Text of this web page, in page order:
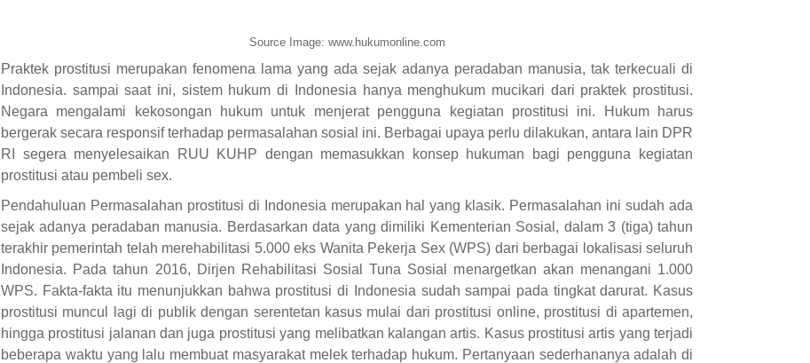
Source Image: www.hukumonline.com
Praktek prostitusi merupakan fenomena lama yang ada sejak adanya peradaban manusia, tak terkecuali di
Indonesia. sampai saat ini, sistem hukum di Indonesia hanya menghukum mucikari dari praktek prostitusi.
Negara mengalami kekosongan hukum untuk menjerat pengguna kegiatan prostitusi ini. Hukum harus
bergerak secara responsif terhadap permasalahan sosial ini. Berbagai upaya perlu dilakukan, antara lain DPR
RI segera menyelesaikan RUU KUHP dengan memasukkan konsep hukuman bagi pengguna kegiatan
prostitusi atau pembeli sex.
Pendahuluan Permasalahan prostitusi di Indonesia merupakan hal yang klasik. Permasalahan ini sudah ada
sejak adanya peradaban manusia. Berdasarkan data yang dimiliki Kementerian Sosial, dalam 3 (tiga) tahun
terakhir pemerintah telah merehabilitasi 5.000 eks Wanita Pekerja Sex (WPS) dari berbagai lokalisasi seluruh
Indonesia. Pada tahun 2016, Dirjen Rehabilitasi Sosial Tuna Sosial menargetkan akan menangani 1.000
WPS. Fakta-fakta itu menunjukkan bahwa prostitusi di Indonesia sudah sampai pada tingkat darurat. Kasus
prostitusi muncul lagi di publik dengan serentetan kasus mulai dari prostitusi online, prostitusi di apartemen,
hingga prostitusi jalanan dan juga prostitusi yang melibatkan kalangan artis. Kasus prostitusi artis yang terjadi
beberapa waktu yang lalu membuat masyarakat melek terhadap hukum. Pertanyaan sederhananya adalah di